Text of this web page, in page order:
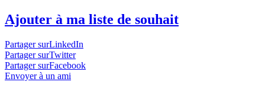
Ajouter à ma liste de souhait
Partager surLinkedIn
Partager surTwitter
Partager surFacebook
Envoyer à un ami